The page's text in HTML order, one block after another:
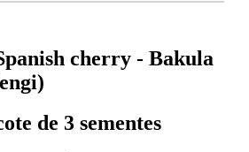
cherry - Bakula
de 3 sementes